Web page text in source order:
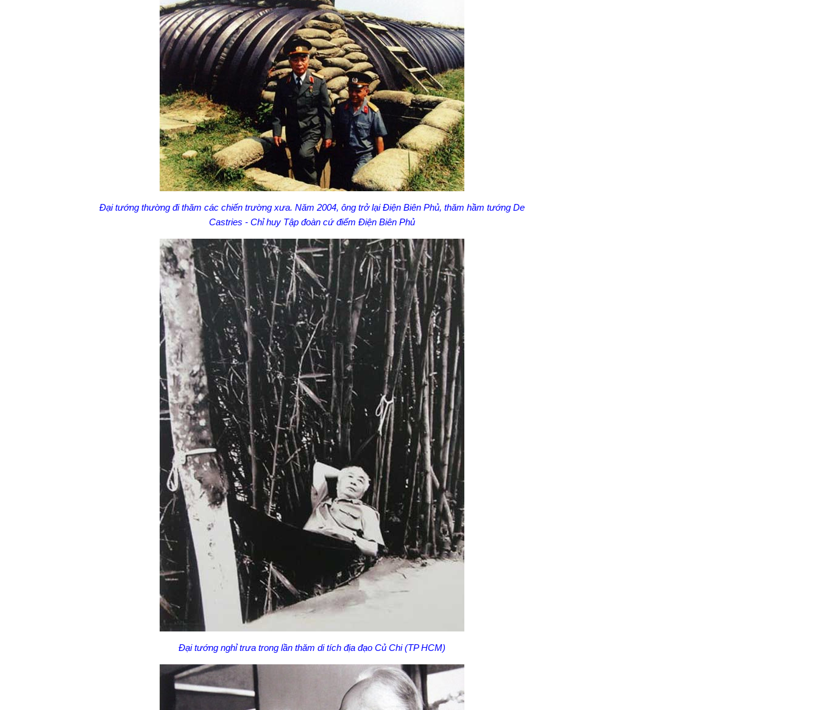
Đại tướng thường đi thăm các chiến trường xưa. Năm 2004, ông trở lại Điện Biên Phủ, thăm hầm tướng De
Castries - Chỉ huy Tập đoàn cứ điểm Điện Biên Phủ
Đại tướng nghỉ trưa trong lần thăm di tích địa đạo Củ Chi (TP HCM)